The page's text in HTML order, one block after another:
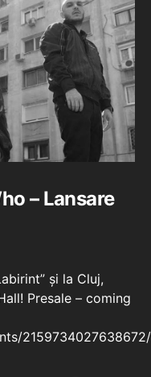
– Lansare
și la Cluj,
Presale – coming
2159734027638672/